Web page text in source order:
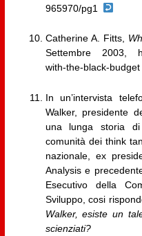
965970/pg1
Catherine A. Fitts,
Settembre 2003,
with-the-black-budget
In un’intervista
Walker, presidente
una lunga storia
comunità dei think
nazionale, ex
Analysis e
Esecutivo della
Sviluppo, cosi
Walker, esiste un
scienziati?